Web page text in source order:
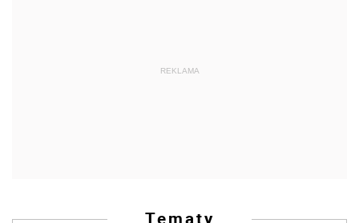
REKLAMA
Tematy